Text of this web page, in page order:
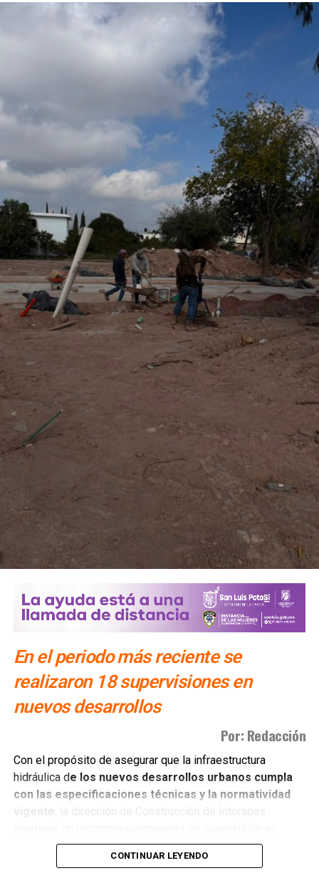
otorgado a Villa de Pozos para formar parte de uno
de los eventos de mayor relevancia y afluencia en
o que permitirá fortalecer la promoción turística y cultural
Por último, la presidenta concejal invitó a las y los
asistentes a visitar el stand de Villa de Pozos y conocer
la oferta que tiene el municipio, entre la que destacan su
gastronomía y sus tradiciones, como la emblemática
Procesión de los Cristos, una de las celebraciones que
forman parte de su identidad cultural.
También lee:
Villa de Pozos mantiene acciones por bailes
clandestinos
En el periodo más reciente se
realizaron 18 supervisiones en
nuevos desarrollos
Por: Redacción
Con el propósito de asegurar que la infraestructura
hidráulica de los nuevos desarrollos urbanos cumpla
con las especificaciones técnicas y la normatividad
vigente
, la dirección de Construcción de Interapas
fraccionamientos y centros de población que buscan
incorporarse a las redes de agua potable y drenaje.
CONTINUAR LEYENDO